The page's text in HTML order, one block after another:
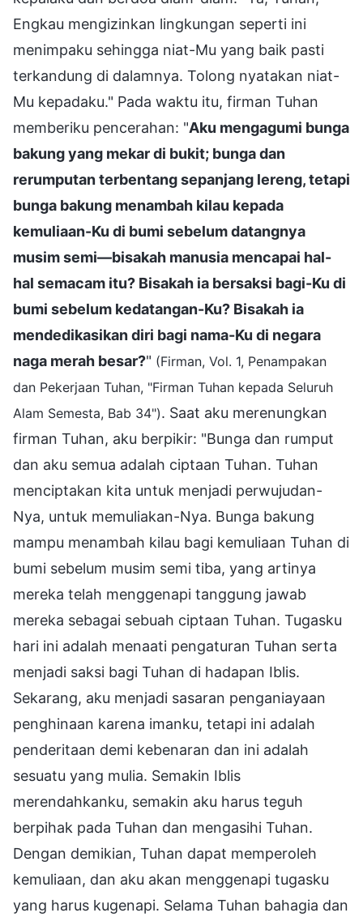
Engkau mengizinkan lingkungan seperti ini
menimpaku sehingga niat-Mu yang baik pasti
terkandung di dalamnya. Tolong nyatakan niat-
Mu kepadaku." Pada waktu itu, firman Tuhan
memberiku pencerahan: "Aku mengagumi bunga
bakung yang mekar di bukit; bunga dan
rerumputan terbentang sepanjang lereng, tetapi
bunga bakung menambah kilau kepada
kemuliaan-Ku di bumi sebelum datangnya
musim semi—bisakah manusia mencapai hal-
hal semacam itu? Bisakah ia bersaksi bagi-Ku di
bumi sebelum kedatangan-Ku? Bisakah ia
mendedikasikan diri bagi nama-Ku di negara
naga merah besar?" (Firman, Vol. 1, Penampakan
dan Pekerjaan Tuhan, "Firman Tuhan kepada Seluruh
Alam Semesta, Bab 34"). Saat aku merenungkan
firman Tuhan, aku berpikir: "Bunga dan rumput
dan aku semua adalah ciptaan Tuhan. Tuhan
menciptakan kita untuk menjadi perwujudan-
Nya, untuk memuliakan-Nya. Bunga bakung
mampu menambah kilau bagi kemuliaan Tuhan di
bumi sebelum musim semi tiba, yang artinya
mereka telah menggenapi tanggung jawab
mereka sebagai sebuah ciptaan Tuhan. Tugasku
hari ini adalah menaati pengaturan Tuhan serta
menjadi saksi bagi Tuhan di hadapan Iblis.
Sekarang, aku menjadi sasaran penganiayaan
penghinaan karena imanku, tetapi ini adalah
penderitaan demi kebenaran dan ini adalah
sesuatu yang mulia. Semakin Iblis
merendahkanku, semakin aku harus teguh
berpihak pada Tuhan dan mengasihi Tuhan.
Dengan demikian, Tuhan dapat memperoleh
kemuliaan, dan aku akan menggenapi tugasku
yang harus kugenapi. Selama Tuhan bahagia dan